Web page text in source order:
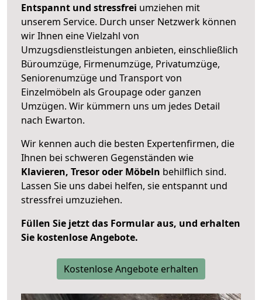
Entspannt und stressfrei umziehen mit
unserem Service. Durch unser Netzwerk können
wir Ihnen eine Vielzahl von
Umzugsdienstleistungen anbieten, einschließlich
Büroumzüge, Firmenumzüge, Privatumzüge,
Seniorenumzüge und Transport von
Einzelmöbeln als Groupage oder ganzen
Umzügen. Wir kümmern uns um jedes Detail
nach Ewarton.
Wir kennen auch die besten Expertenfirmen, die
Ihnen bei schweren Gegenständen wie
Klavieren, Tresor oder Möbeln behilflich sind.
Lassen Sie uns dabei helfen, sie entspannt und
stressfrei umzuziehen.
Füllen Sie jetzt das Formular aus, und erhalten
Sie kostenlose Angebote.
Kostenlose Angebote erhalten